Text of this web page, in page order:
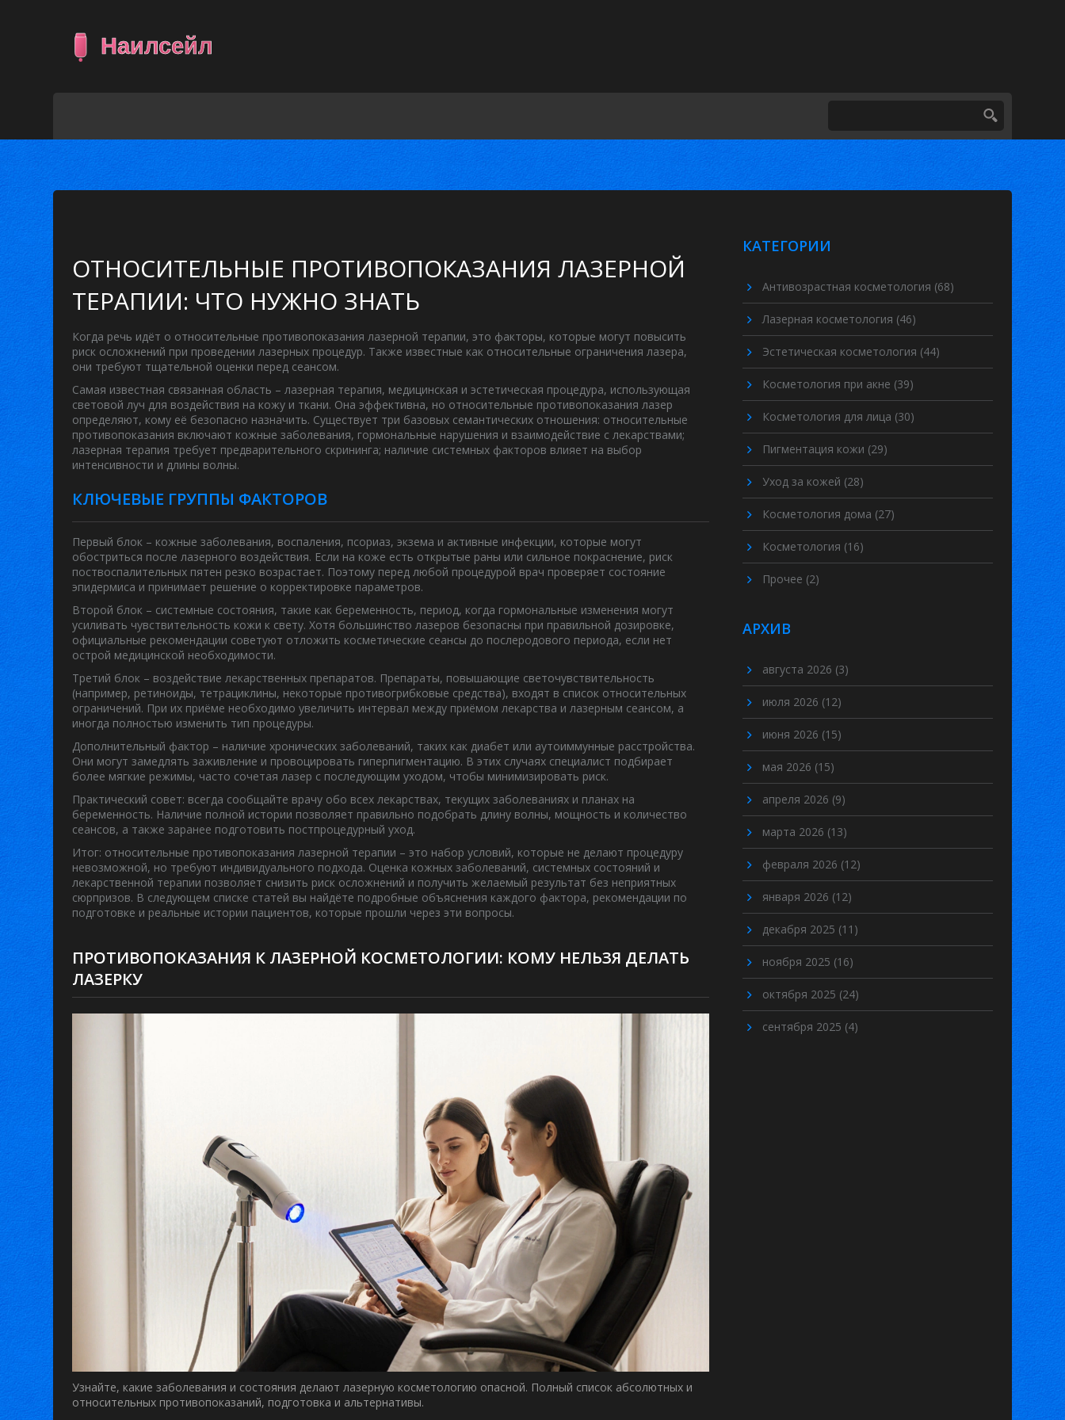
ОТНОСИТЕЛЬНЫЕ ПРОТИВОПОКАЗАНИЯ ЛАЗЕРНОЙ
ТЕРАПИИ: ЧТО НУЖНО ЗНАТЬ
Когда речь идёт о относительные противопоказания лазерной терапии,это факторы, которые могут повысить
риск осложнений при проведении лазерных процедур. Также известные как относительные ограничения лазера,
они требуют тщательной оценки перед сеансом.
Самая известная связанная область –лазерная терапия, медицинская и эстетическая процедура, использующая
световой луч для воздействия на кожу и ткани. Она эффективна, но относительные противопоказания лазер
определяют, кому её безопасно назначить. Существует три базовых семантических отношения: относительные
противопоказания включают кожные заболевания, гормональные нарушения и взаимодействие с лекарствами;
лазерная терапия требует предварительного скрининга; наличие системных факторов влияет на выбор
интенсивности и длины волны.
КЛЮЧЕВЫЕ ГРУППЫ ФАКТОРОВ
Первый блок – кожные заболевания, воспаления, псориаз, экзема и активные инфекции, которые могут
обостриться после лазерного воздействия. Если на коже есть открытые раны или сильное покраснение, риск
поствоспалительных пятен резко возрастает. Поэтому перед любой процедурой врач проверяет состояние
эпидермиса и принимает решение о корректировке параметров.
Второй блок – системные состояния, такие как беременность, период, когда гормональные изменения могут
усиливать чувствительность кожи к свету. Хотя большинство лазеров безопасны при правильной дозировке,
официальные рекомендации советуют отложить косметические сеансы до послеродового периода, если нет
острой медицинской необходимости.
Третий блок – воздействие лекарственных препаратов. Препараты, повышающие светочувствительность
(например, ретиноиды, тетрациклины, некоторые противогрибковые средства), входят в список относительных
ограничений. При их приёме необходимо увеличить интервал между приёмом лекарства и лазерным сеансом, а
иногда полностью изменить тип процедуры.
Дополнительный фактор – наличие хронических заболеваний, таких как диабет или аутоиммунные расстройства.
Они могут замедлять заживление и провоцировать гиперпигментацию. В этих случаях специалист подбирает
более мягкие режимы, часто сочетая лазер с последующим уходом, чтобы минимизировать риск.
Практический совет: всегда сообщайте врачу обо всех лекарствах, текущих заболеваниях и планах на
беременность. Наличие полной истории позволяет правильно подобрать длину волны, мощность и количество
сеансов, а также заранее подготовить постпроцедурный уход.
Итог: относительные противопоказания лазерной терапии – это набор условий, которые не делают процедуру
невозможной, но требуют индивидуального подхода. Оценка кожных заболеваний, системных состояний и
лекарственной терапии позволяет снизить риск осложнений и получить желаемый результат без неприятных
сюрпризов. В следующем списке статей вы найдёте подробные объяснения каждого фактора, рекомендации по
подготовке и реальные истории пациентов, которые прошли через эти вопросы.
ПРОТИВОПОКАЗАНИЯ К ЛАЗЕРНОЙ КОСМЕТОЛОГИИ: КОМУ НЕЛЬЗЯ ДЕЛАТЬ
ЛАЗЕРКУ
Узнайте, какие заболевания и состояния делают лазерную косметологию опасной. Полный список абсолютных и
относительных противопоказаний, подготовка и альтернативы.
КАТЕГОРИИ
Антивозрастная косметология (68)
Лазерная косметология (46)
Эстетическая косметология (44)
Косметология при акне (39)
Косметология для лица (30)
Пигментация кожи (29)
Уход за кожей (28)
Косметология дома (27)
Косметология (16)
Прочее (2)
АРХИВ
августа 2026 (3)
июля 2026 (12)
июня 2026 (15)
мая 2026 (15)
апреля 2026 (9)
марта 2026 (13)
февраля 2026 (12)
января 2026 (12)
декабря 2025 (11)
ноября 2025 (16)
октября 2025 (24)
сентября 2025 (4)